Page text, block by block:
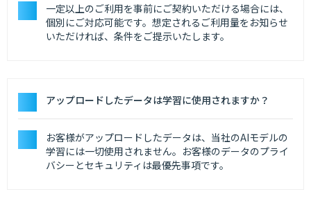
一定以上のご利用を事前にご契約いただける場合には、
個別にご対応可能です。想定されるご利用量をお知らせ
いただければ、条件をご提示いたします。
アップロードしたデータは学習に使用されますか？
お客様がアップロードしたデータは、当社のAIモデルの
学習には一切使用されません。お客様のデータのプライ
バシーとセキュリティは最優先事項です。